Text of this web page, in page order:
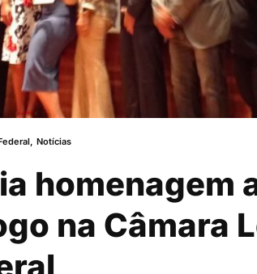
, Notícias
homenagem
na Câmara